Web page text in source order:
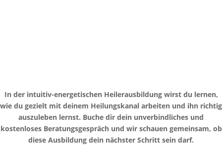
In der intuitiv-energetischen Heilerausbildung wirst du lernen,
wie du gezielt mit deinem Heilungskanal arbeiten und ihn richtig
auszuleben lernst. Buche dir dein unverbindliches und
kostenloses Beratungsgespräch und wir schauen gemeinsam, ob
diese Ausbildung dein nächster Schritt sein darf.